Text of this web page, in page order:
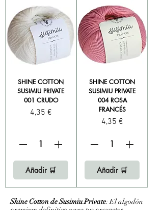
SHINE COTTON
SUSIMIU PRIVATE
001 CRUDO
Precio
4,35 €
Añadir 🛒
SHINE COTTON
SUSIMIU PRIVATE
004 ROSA
FRANCÉS
Precio
4,35 €
Añadir 🛒
Shine Cotton de Susimiu Private: El algodón